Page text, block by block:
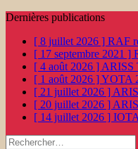
Dernières publications
[ 8 juillet 2026 ] RAF
[ 17 septembre 2021 ]
[ 4 août 2026 ] ARISS
[ 1 août 2026 ]YOTA
[ 21 juillet 2026 ]
[ 20 juillet 2026 ]
[ 14 juillet 2026 ]
Rechercher :